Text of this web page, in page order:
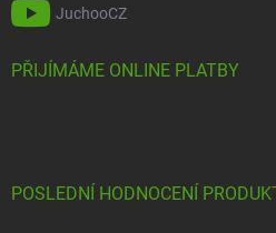
JuchooCZ
PŘIJÍMÁME ONLINE PLATBY
POSLEDNÍ HODNOCENÍ